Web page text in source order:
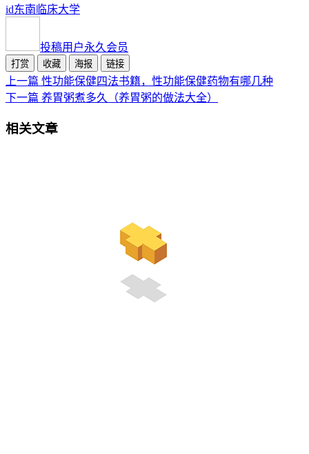
id东南 临床大学
投稿用户永久会员
打赏 收藏 海报 链接
上一篇 性功能保健四法书籍，性功能保健药物有哪几种
下一篇 养胃粥煮多久（养胃粥的做法大全）
相关文章